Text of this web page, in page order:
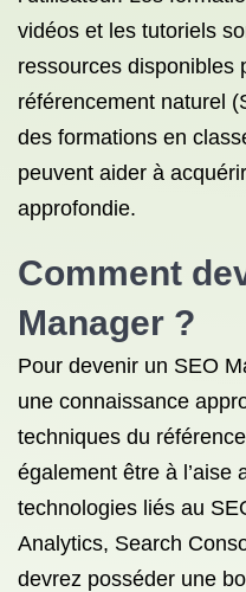
vidéos et les tutoriels
ressources disponibles
référencement naturel
des formations en
peuvent aider à
approfondie.
Comment
Manager ?
Pour devenir un SEO
une connaissance
techniques du
également être à l’aise
technologies liés au
Analytics, Search
devrez posséder une